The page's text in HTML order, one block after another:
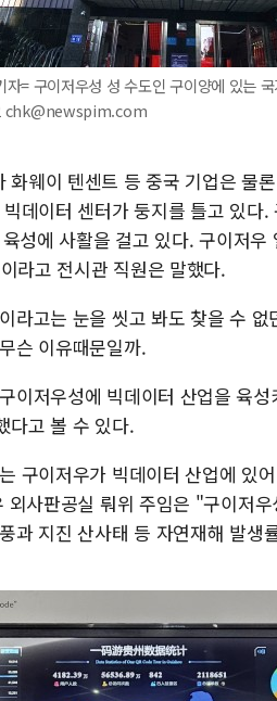
= 구이저우성 성 수도인 구이양에 있는
chk@newspim.com
화웨이 텐센트 등 중국 기업은 물
데이터 센터가 둥지를 틀고 있다
성에 사활을 걸고 있다. 구이저
라고 전시관 직원은 말했다.
라고는 눈을 씻고 봐도 찾을 수
슨 이유때문일까.
이저우성에 빅데이터 산업을 육
다고 볼 수 있다.
구이저우가 빅데이터 산업에 있
사판공실 뤄위 주임은 "구이저
과 지진 산사태 등 자연재해 발생